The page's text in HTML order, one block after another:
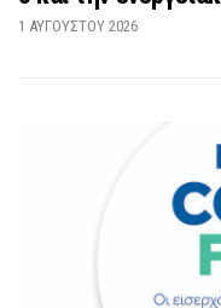
1 ΑΥΓΟΎΣΤΟΥ 2026